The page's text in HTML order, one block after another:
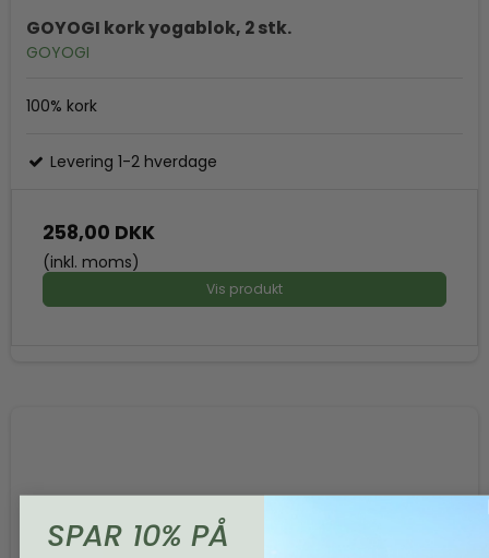
GOYOGI kork yogablok, 2 stk.
GOYOGI
100% kork
Levering 1-2 hverdage
258,00 DKK
(inkl. moms)
Vis produkt
SPAR 10% PÅ